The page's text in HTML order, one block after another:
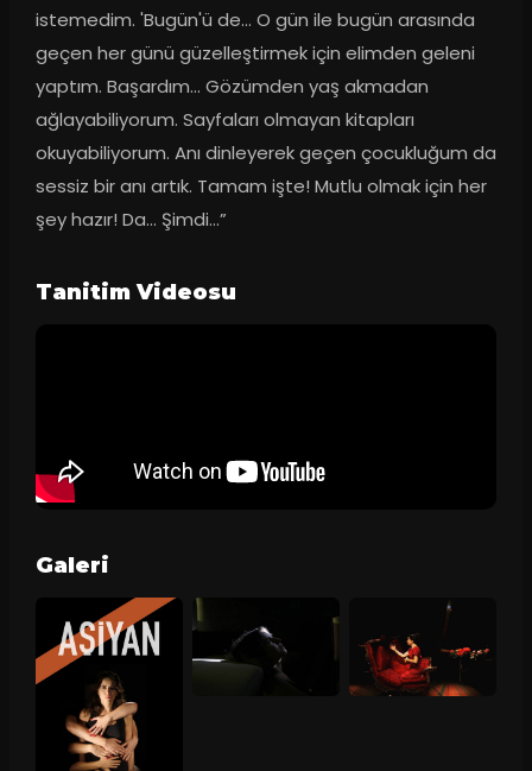
istemedim. 'Bugün'ü de… O gün ile bugün arasında
geçen her günü güzelleştirmek için elimden geleni
yaptım. Başardım… Gözümden yaş akmadan
ağlayabiliyorum. Sayfaları olmayan kitapları
okuyabiliyorum. Anı dinleyerek geçen çocukluğum da
sessiz bir anı artık. Tamam işte! Mutlu olmak için her
şey hazır! Da… Şimdi…”
Tanitim Videosu
Galeri